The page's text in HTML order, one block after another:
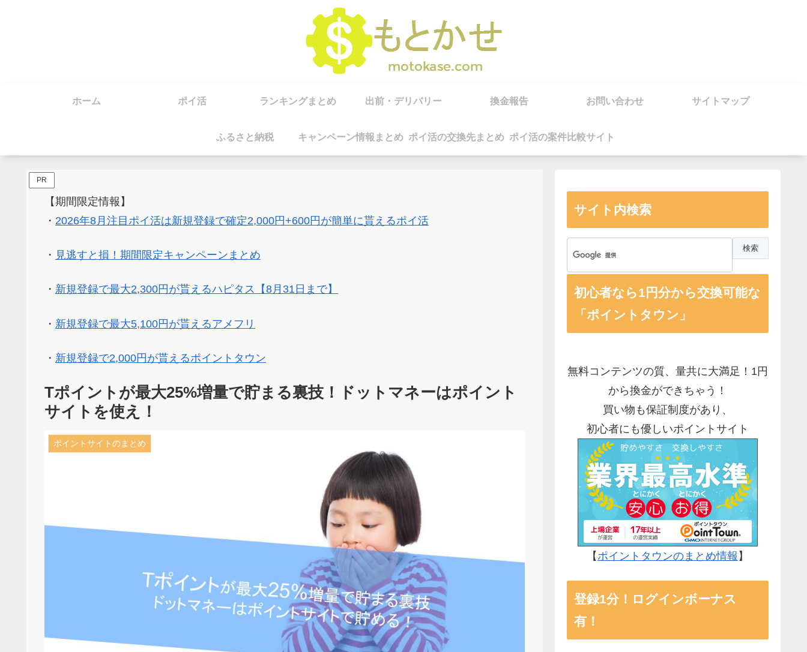
ホーム ポイ活 ランキングまとめ 出前・デリバリー 換金報告 お問い合わせ サイトマップ
ふるさと納税 キャンペーン情報まとめ ポイ活の交換先まとめ ポイ活の案件比較サイト
PR
【期間限定情報】
・ 2026年8月注目ポイ活は新規登録で確定2,000円+600円が簡単に貰えるポイ活
・ 見逃すと損！期間限定キャンペーンまとめ
・ 新規登録で最大2,300円が貰えるハピタス【8月31日まで】
・ 新規登録で最大5,100円が貰えるアメフリ
・ 新規登録で2,000円が貰えるポイントタウン
Tポイントが最大25%増量で貯まる裏技！ドットマネーはポイント
サイトを使え！
ポイントサイトのまとめ
サイト内検索
初心者なら1円分から交換可能な
「ポイントタウン」
無料コンテンツの質、量共に大満足！1円
から換金ができちゃう！
買い物も保証制度があり、
初心者にも優しいポイントサイト
【ポイントタウンのまとめ情報 】
登録1分！ログインボーナス
有！